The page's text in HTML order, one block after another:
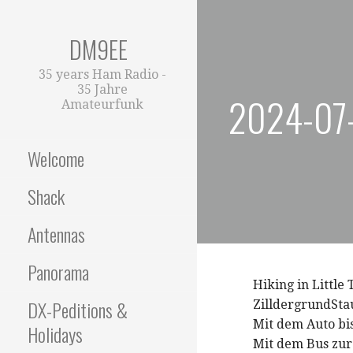
DM9EE
35 years Ham Radio -
35 Jahre
Amateurfunk
Welcome
Shack
Antennas
Panorama
DX-Peditions &
Holidays
2024-
Hiking in Little
Mit dem Auto
Mit dem Bus